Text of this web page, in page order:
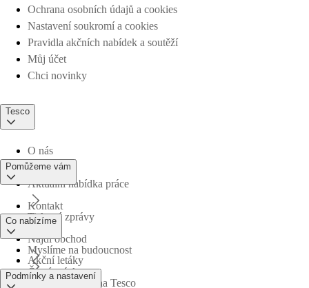
Ochrana osobních údajů a cookies
Nastavení soukromí a cookies
Pravidla akčních nabídek a soutěží
Můj účet
Chci novinky
Tesco
O nás
Aktuální nabídka práce
Tiskové zprávy
Myslíme na budoucnost
Obchodní skupina Tesco
Pomůžeme vám
Kontakt
Najdi obchod
Časté otázky
Co nabízíme
Akční letáky
Podmínky a nastavení